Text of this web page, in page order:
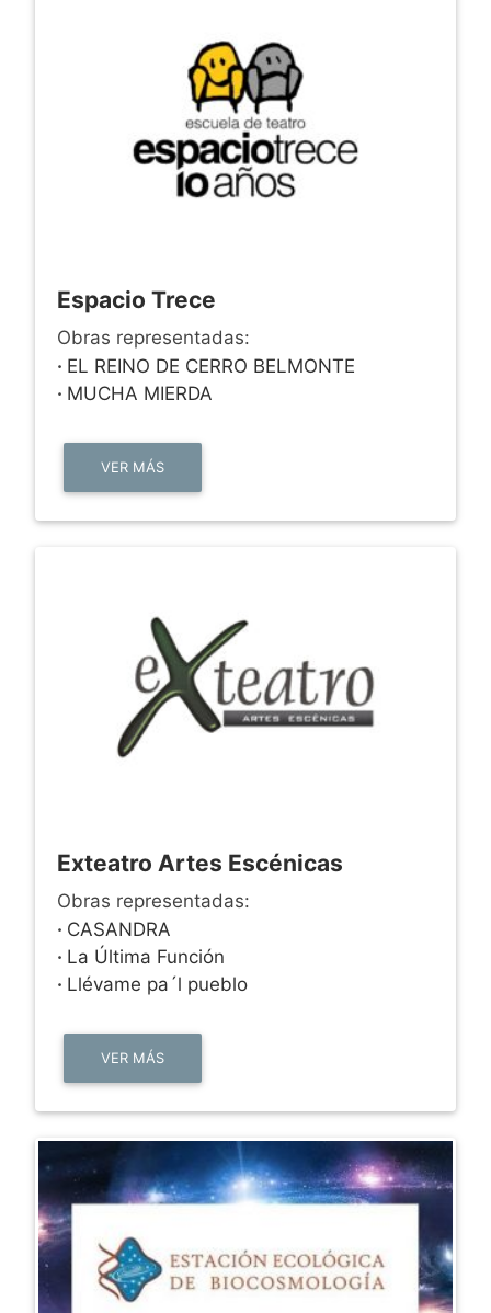
Espacio Trece
Obras representadas:
· EL REINO DE CERRO BELMONTE
· MUCHA MIERDA
VER MÁS
Exteatro Artes Escénicas
Obras representadas:
· CASANDRA
· La Última Función
· Llévame pa´l pueblo
VER MÁS